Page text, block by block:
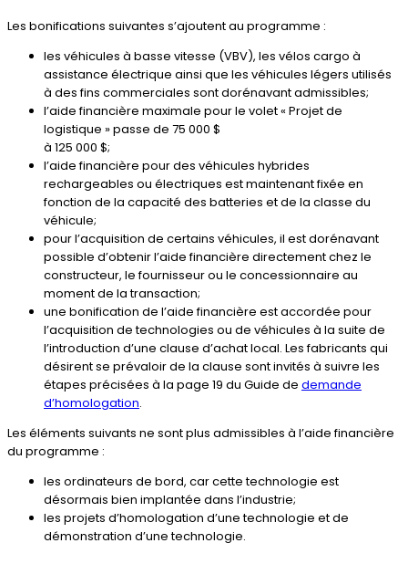
Les bonifications suivantes s’ajoutent au programme :
les véhicules à basse vitesse (VBV), les vélos cargo à
assistance électrique ainsi que les véhicules légers utilisés
à des fins commerciales sont dorénavant admissibles;
l’aide financière maximale pour le volet « Projet de
logistique » passe de 75 000 $
à 125 000 $;
l’aide financière pour des véhicules hybrides
rechargeables ou électriques est maintenant fixée en
fonction de la capacité des batteries et de la classe du
véhicule;
pour l’acquisition de certains véhicules, il est dorénavant
possible d’obtenir l’aide financière directement chez le
constructeur, le fournisseur ou le concessionnaire au
moment de la transaction;
une bonification de l’aide financière est accordée pour
l’acquisition de technologies ou de véhicules à la suite de
l’introduction d’une clause d’achat local. Les fabricants qui
désirent se prévaloir de la clause sont invités à suivre les
étapes précisées à la page 19 du Guide de demande
d’homologation​.
Les éléments suivants ne sont plus admissibles à l’aide financière
du programme :
les ordinateurs de bord, car cette technologie est
désormais bien implantée dans l’industrie;
les projets d’homologation d’une technologie et de
démonstration d’une technologie.